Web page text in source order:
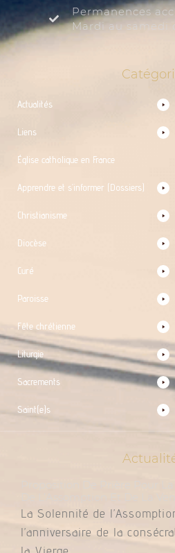
Permanences
Mardi au samedi
Actualités
Liens
Église catholique en France
Apprendre et s’informer (Dossiers)
Christianisme
Diocèse
Curé
Paroisse
Fête chrétienne
Liturgie
Sacrements
Saint(e)s
La Solennité de
l’anniversaire de la